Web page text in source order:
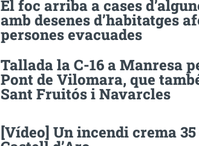
El foc arriba a cases
amb desenes d’habitatges
persones evacuades
Tallada la C-16 a Manresa
Pont de Vilomara, que
Sant Fruitós i Navarcles
[Vídeo] Un incendi crema